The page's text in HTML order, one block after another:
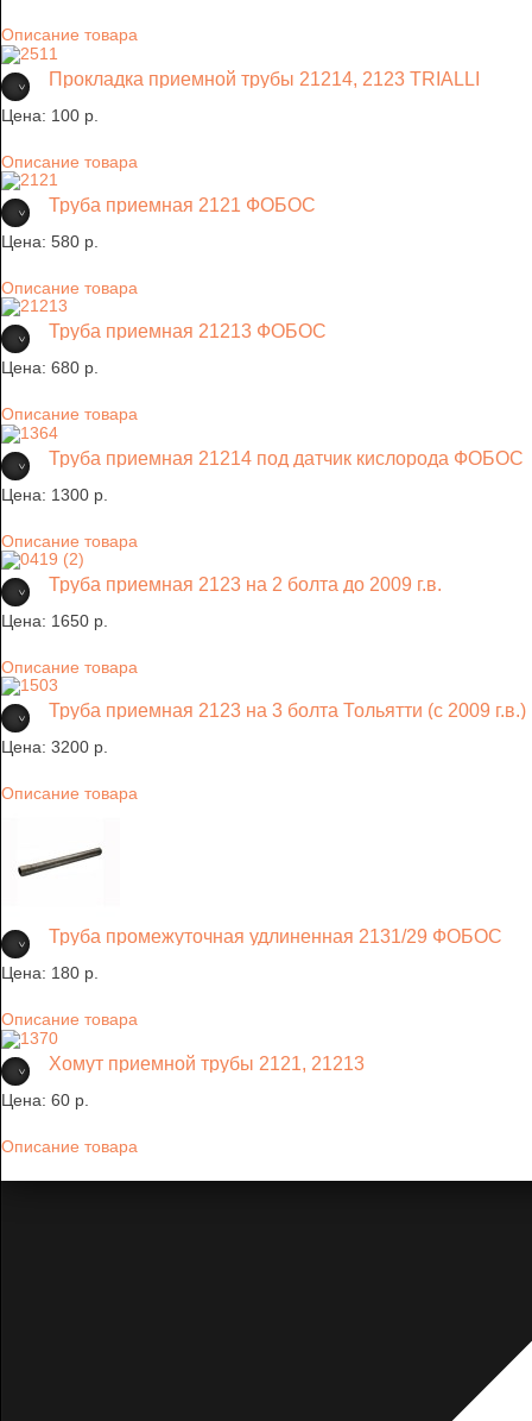
Описание товара
Прокладка приемной трубы 21214, 2123 TRIALLI
Цена: 100 p.
Описание товара
Труба приемная 2121 ФОБОС
Цена: 580 p.
Описание товара
Труба приемная 21213 ФОБОС
Цена: 680 p.
Описание товара
Труба приемная 21214 под датчик кислорода ФОБОС
Цена: 1300 p.
Описание товара
Труба приемная 2123 на 2 болта до 2009 г.в.
Цена: 1650 p.
Описание товара
Труба приемная 2123 на 3 болта Тольятти (с 2009 г.в.)
Цена: 3200 p.
Описание товара
Труба промежуточная удлиненная 2131/29 ФОБОС
Цена: 180 p.
Описание товара
Хомут приемной трубы 2121, 21213
Цена: 60 p.
Описание товара